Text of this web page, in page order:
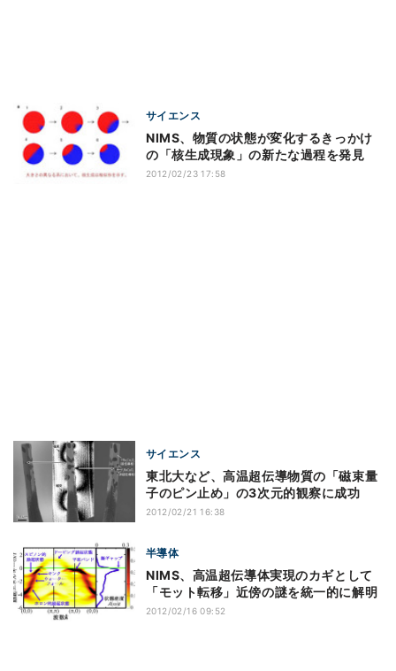
サイエンス
NIMS、物質の状態が変化するきっかけ
の「核生成現象」の新たな過程を発見
2012/02/23 17:58
サイエンス
東北大など、高温超伝導物質の「磁束量
子のピン止め」の3次元的観察に成功
2012/02/21 16:38
半導体
NIMS、高温超伝導体実現のカギとして
「モット転移」近傍の謎を統一的に解明
2012/02/16 09:52